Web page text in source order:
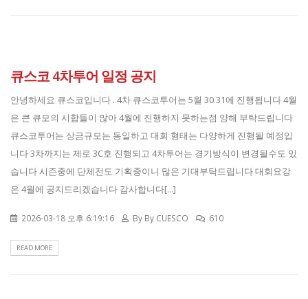
큐스코 4차투어 일정 공지
안녕하세요 큐스코입니다 . 4차 큐스코투어는 5월 30.31에 진행됩니다 4월
은 큰 큐모의 시합들이 많아 4월에 진행하지 못하는점 양해 부탁드립니다
큐스코투어는 상금규모는 동일하고 대회 형태는 다양하게 진행될 예정입
니다 3차까지는 제로 3C호 진행되고 4차투어는 경기방식이 변경될수도 있
습니다 시즌중에 단체전도 기획중이니 많은 기대부탁드립니다 대회요강
은 4월에 공지드리겠습니다 감사합니다[...]
2026-03-18 오후 6:19:16 By By CUESCO 610
READ MORE